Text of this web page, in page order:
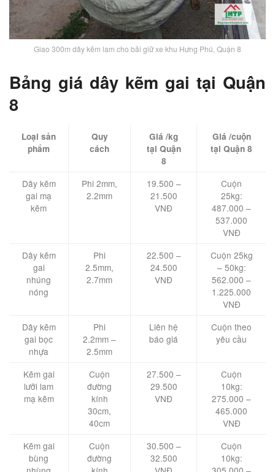
Giao 300m dây kẽm lam cho bãi giữ xe khu Hưng Phú, Quận 8
Bảng giá dây kẽm gai tại Quận
8
Loại sản
phẩm
Quy
cách
Giá /kg
tại Quận
8
Giá /cuộn
tại Quận 8
Dây kẽm
gai mạ
kẽm
Phi 2mm,
2.2mm
19.500 –
21.500
VNĐ
Cuộn
25kg:
487.000 –
537.000
VNĐ
Dây kẽm
gai
nhúng
nóng
Phi
2.5mm,
2.7mm
22.500 –
24.500
VNĐ
Cuộn 25kg
– 50kg:
562.000 –
1.225.000
VNĐ
Dây kẽm
gai bọc
nhựa
Phi
2.2mm –
2.5mm
Liên hệ
báo giá
Cuộn theo
yêu cầu
Kẽm gai
lưỡi lam
mạ kẽm
Cuộn
đường
kính
30cm,
40cm
27.500 –
29.500
VNĐ
Cuộn
10kg:
275.000 –
465.000
VNĐ
Kẽm gai
bùng
Cuộn
đường
30.500 –
32.500
Cuộn
10kg: